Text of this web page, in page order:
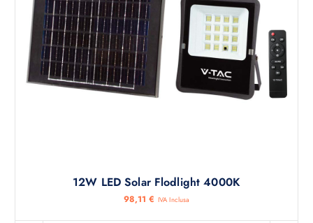
12W LED Solar Flodlight 4000K
98,11€ IVA Inclusa